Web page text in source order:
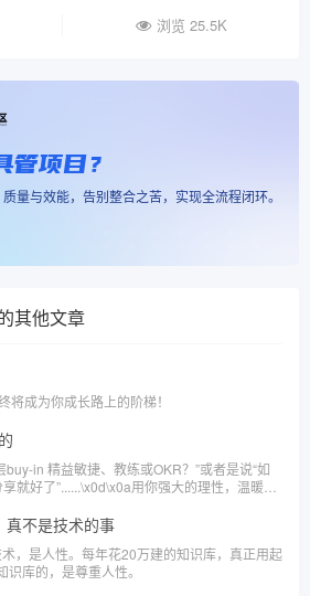
浏览 25.5K
项目？
量与效能，告别整合之苦，实现全流程闭环。
其他文章
将成为你成长路上的阶梯！
in 精益敏捷、教练或OKR？”或者是说“如
就好了”......\x0d\x0a用你强大的理性，温暖的
真不是技术的事
，是人性。每年花20万建的知识库，真正用起
库的，是尊重人性。